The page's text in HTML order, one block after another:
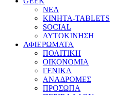
ΝΕΑ
ΚΙΝΗΤΑ-TABLETS
SOCIAL
ΑΥΤΟΚΙΝΗΣΗ
ΑΦΙΕΡΩΜΑΤΑ
ΠΟΛΙΤΙΚΗ
ΟΙΚΟΝΟΜΙΑ
ΓΕΝΙΚΑ
ΑΝΑΔΡΟΜΕΣ
ΠΡΟΣΩΠΑ